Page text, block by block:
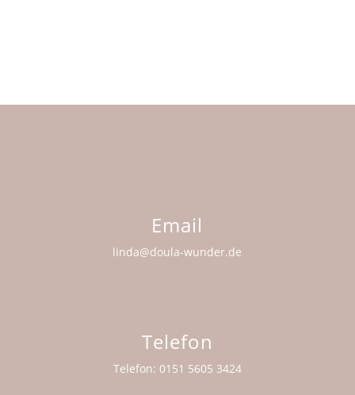
Email
linda@doula-wunder.de
Telefon
Telefon: 0151 5605 3424